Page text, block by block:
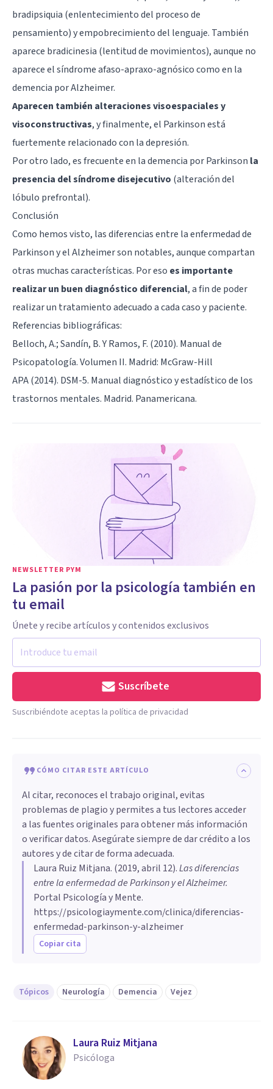
bradipsiquia (enlentecimiento del proceso de
pensamiento) y empobrecimiento del lenguaje. También
aparece bradicinesia (lentitud de movimientos), aunque no
aparece el síndrome afaso-apraxo-agnósico como en la
demencia por Alzheimer.
Aparecen también alteraciones visoespaciales y
visoconstructivas, y finalmente, el Parkinson está
fuertemente relacionado con la depresión.
Por otro lado, es frecuente en la demencia por Parkinson la
presencia del síndrome disejecutivo (alteración del
lóbulo prefrontal).
Conclusión
Como hemos visto, las diferencias entre la enfermedad de
Parkinson y el Alzheimer son notables, aunque compartan
otras muchas características. Por eso es importante
realizar un buen diagnóstico diferencial, a fin de poder
realizar un tratamiento adecuado a cada caso y paciente.
Referencias bibliográficas:
Belloch, A.; Sandín, B. Y Ramos, F. (2010). Manual de
Psicopatología. Volumen II. Madrid: McGraw-Hill
APA (2014). DSM-5. Manual diagnóstico y estadístico de los
trastornos mentales. Madrid. Panamericana.
NEWSLETTER PYM
La pasión por la psicología también en
tu email
Únete y recibe artículos y contenidos exclusivos
Suscríbete
Suscribiéndote aceptas la política de privacidad
CÓMO CITAR ESTE ARTÍCULO
Al citar, reconoces el trabajo original, evitas
problemas de plagio y permites a tus lectores acceder
a las fuentes originales para obtener más información
o verificar datos. Asegúrate siempre de dar crédito a los
autores y de citar de forma adecuada.
Laura Ruiz Mitjana. (2019, abril 12).Las diferencias
entre la enfermedad de Parkinson y el Alzheimer.
Portal Psicología y Mente.
https://psicologiaymente.com/clinica/diferencias-
enfermedad-parkinson-y-alzheimer
Copiar cita
Tópicos Neurología Demencia Vejez
Laura Ruiz Mitjana
Psicóloga